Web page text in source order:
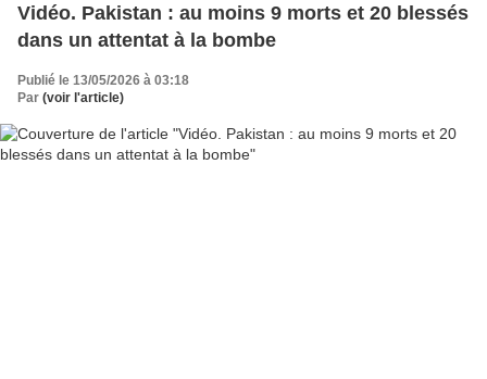
Vidéo. Pakistan : au moins 9 morts et 20 blessés
dans un attentat à la bombe
Publié le 13/05/2026 à 03:18
Par (voir l'article)